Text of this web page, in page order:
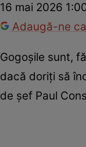
16 mai 2026
Adaugă-ne
Gogoșile sunt,
dacă doriți să
de șef Paul